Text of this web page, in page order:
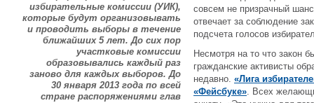
избирательные комиссии (УИК),
которые будут организовывать
и проводить выборы в течение
ближайших 5 лет. До сих пор
участковые комиссии
образовывались каждый раз
заново для каждых выборов. До
30 января 2013 года по всей
стране распоряжениями глав
совсем не призрачный
отвечает за соблюдение
подсчета голосов
Несмотря на то что закон
гражданские активисты
недавно. «Лига
«Фейсбуке». Всех